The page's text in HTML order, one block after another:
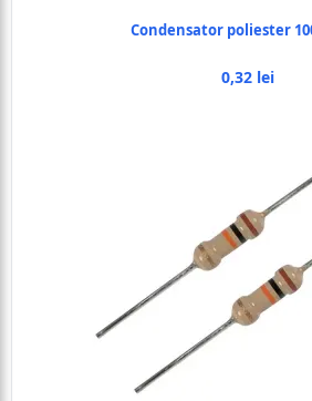
Condensator poliester
0,32 lei